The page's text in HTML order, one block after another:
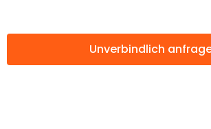
Unverbindlich